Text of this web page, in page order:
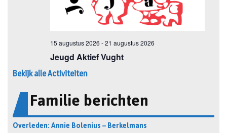
Bekijk alle Activiteiten
Familie berichten
Overleden: Annie Bolenius – Berkelmans